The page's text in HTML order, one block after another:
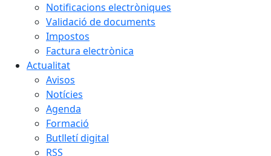
Notificacions electròniques
Validació de documents
Impostos
Factura electrònica
Actualitat
Avisos
Notícies
Agenda
Formació
Butlletí digital
RSS